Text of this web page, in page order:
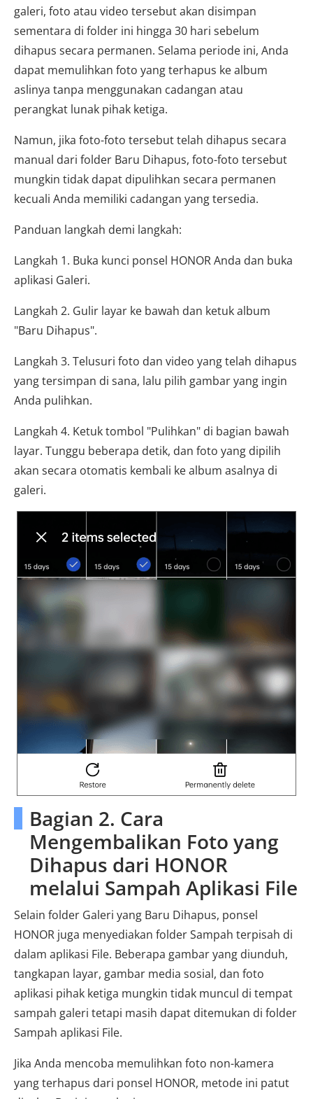
galeri, foto atau video tersebut akan disimpan
sementara di folder ini hingga 30 hari sebelum
dihapus secara permanen. Selama periode ini, Anda
dapat memulihkan foto yang terhapus ke album
aslinya tanpa menggunakan cadangan atau
perangkat lunak pihak ketiga.
Namun, jika foto-foto tersebut telah dihapus secara
manual dari folder Baru Dihapus, foto-foto tersebut
mungkin tidak dapat dipulihkan secara permanen
kecuali Anda memiliki cadangan yang tersedia.
Panduan langkah demi langkah:
Langkah 1. Buka kunci ponsel HONOR Anda dan buka
aplikasi Galeri.
Langkah 2. Gulir layar ke bawah dan ketuk album
"Baru Dihapus".
Langkah 3. Telusuri foto dan video yang telah dihapus
yang tersimpan di sana, lalu pilih gambar yang ingin
Anda pulihkan.
Langkah 4. Ketuk tombol "Pulihkan" di bagian bawah
layar. Tunggu beberapa detik, dan foto yang dipilih
akan secara otomatis kembali ke album asalnya di
galeri.
Bagian 2. Cara
Mengembalikan Foto yang
Dihapus dari HONOR
melalui Sampah Aplikasi File
Selain folder Galeri yang Baru Dihapus, ponsel
HONOR juga menyediakan folder Sampah terpisah di
dalam aplikasi File. Beberapa gambar yang diunduh,
tangkapan layar, gambar media sosial, dan foto
aplikasi pihak ketiga mungkin tidak muncul di tempat
sampah galeri tetapi masih dapat ditemukan di folder
Sampah aplikasi File.
Jika Anda mencoba memulihkan foto non-kamera
yang terhapus dari ponsel HONOR, metode ini patut